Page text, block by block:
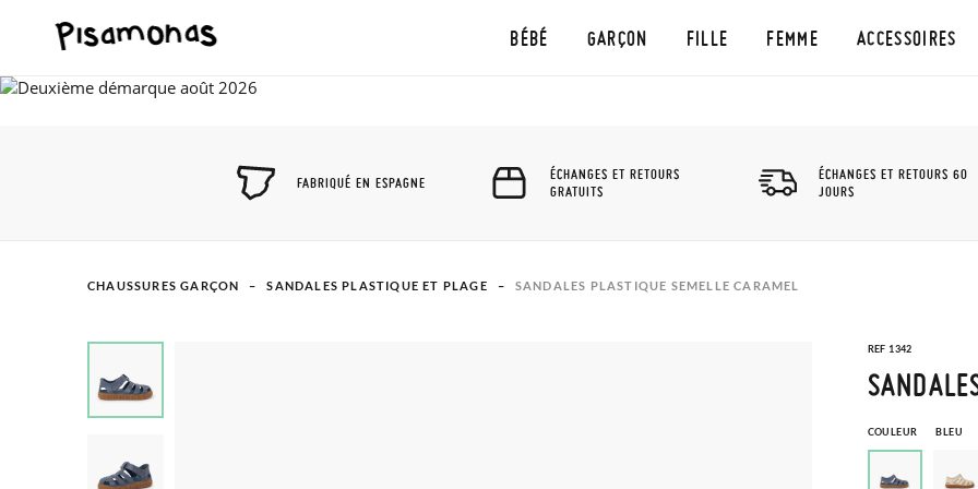
BÉBÉ GARÇON FILLE FEMME ACCESSOIRES
FABRIQUÉ EN ESPAGNE
ÉCHANGES ET RETOURS
GRATUITS
ÉCHANGES ET RETOURS 60
JOURS
CHAUSSURES GARÇON SANDALES PLASTIQUE ET PLAGE SANDALES PLASTIQUE SEMELLE CARAMEL
REF 1342
COULEUR BLEU